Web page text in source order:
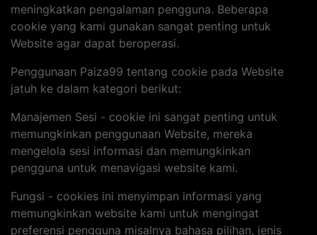
meningkatkan pengalaman pengguna. Beberapa
cookie yang kami gunakan sangat penting untuk
Website agar dapat beroperasi.
Penggunaan Paiza99 tentang cookie pada Website
jatuh ke dalam kategori berikut:
Manajemen Sesi - cookie ini sangat penting untuk
memungkinkan penggunaan Website, mereka
mengelola sesi informasi dan memungkinkan
pengguna untuk menavigasi website kami.
Fungsi - cookies ini menyimpan informasi yang
memungkinkan website kami untuk mengingat
preferensi pengguna misalnya bahasa pilihan, jenis